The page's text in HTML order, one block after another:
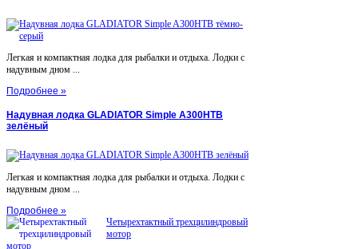
Легкая и компактная лодка для рыбалки и отдыха. Лодки с
надувным дном ...
Подробнее »
Надувная лодка GLADIATOR Simple A300НТВ
зелёный
Легкая и компактная лодка для рыбалки и отдыха. Лодки с
надувным дном ...
Подробнее »
Четырехтактный трехцилиндровый
мотор